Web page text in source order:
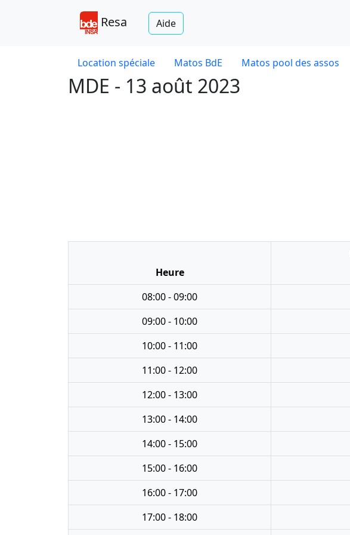
Resa Aide
Location spéciale Matos BdE Matos pool des assos
MDE - 13 août 2023
Heure
08:00 - 09:00
09:00 - 10:00
10:00 - 11:00
11:00 - 12:00
12:00 - 13:00
13:00 - 14:00
14:00 - 15:00
15:00 - 16:00
16:00 - 17:00
17:00 - 18:00